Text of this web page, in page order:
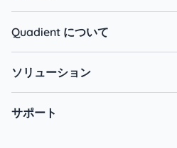
Quadient について
ソリューション
サポート